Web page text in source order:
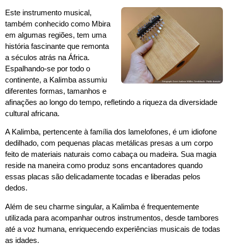
Este instrumento musical,
também conhecido como Mbira
em algumas regiões, tem uma
história fascinante que remonta
a séculos atrás na África.
Espalhando-se por todo o
continente, a Kalimba assumiu
diferentes formas, tamanhos e
afinações ao longo do tempo, refletindo a riqueza da diversidade
cultural africana.
A Kalimba, pertencente à família dos lamelofones, é um idiofone
dedilhado, com pequenas placas metálicas presas a um corpo
feito de materiais naturais como cabaça ou madeira. Sua magia
reside na maneira como produz sons encantadores quando
essas placas são delicadamente tocadas e liberadas pelos
dedos.
Além de seu charme singular, a Kalimba é frequentemente
utilizada para acompanhar outros instrumentos, desde tambores
até a voz humana, enriquecendo experiências musicais de todas
as idades.